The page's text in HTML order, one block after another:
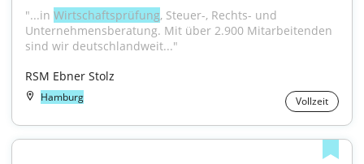
"...in Wirtschaftsprüfung, Steuer-, Rechts- und
Unternehmensberatung. Mit über 2.900 Mitarbeitenden
sind wir deutschlandweit..."
RSM Ebner Stolz
Hamburg Vollzeit